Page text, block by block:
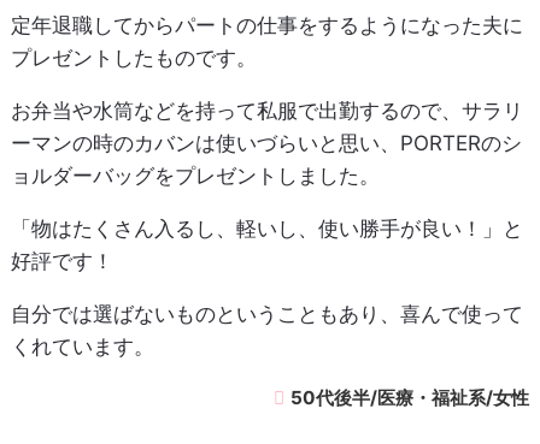
定年退職してからパートの仕事をするようになった夫に
プレゼントしたものです。
お弁当や水筒などを持って私服で出勤するので、サラリ
ーマンの時のカバンは使いづらいと思い、PORTERのシ
ョルダーバッグをプレゼントしました。
「物はたくさん入るし、軽いし、使い勝手が良い！」と
好評です！
自分では選ばないものということもあり、喜んで使って
くれています。
50代後半/医療・福祉系/女性